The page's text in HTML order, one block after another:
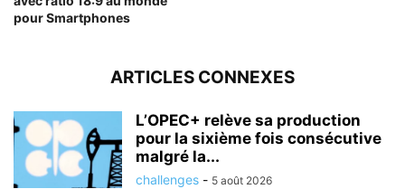
pour Smartphones
ARTICLES CONNEXES
L’OPEC+ relève sa production
pour la sixième fois consécutive
malgré la...
challenges - 5 août 2026